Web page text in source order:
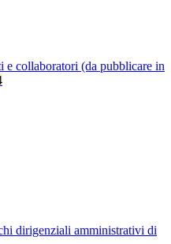
e collaboratori (da pubblicare in
dirigenziali amministrativi di